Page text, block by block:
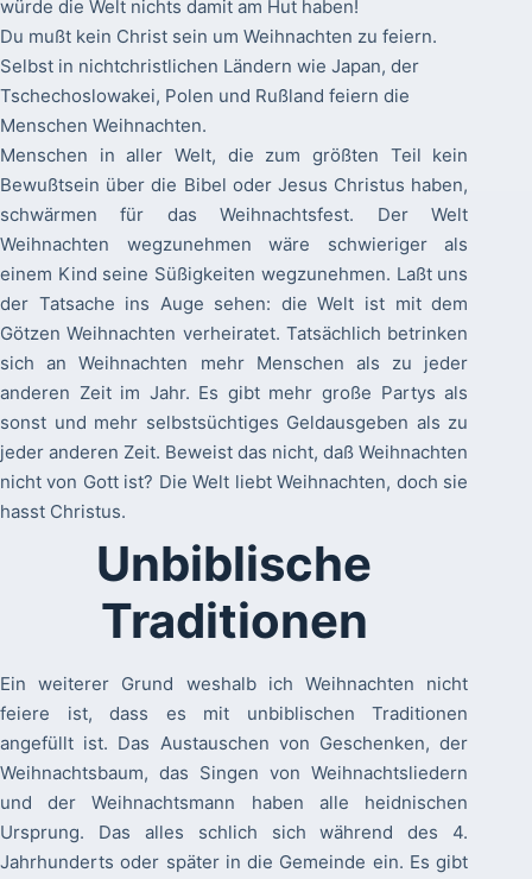
würde die Welt nichts damit am Hut haben!
Du mußt kein Christ sein um Weihnachten zu feiern.
Selbst in nichtchristlichen Ländern wie Japan, der
Tschechoslowakei, Polen und Rußland feiern die
Menschen Weihnachten.
Menschen in aller Welt, die zum größten Teil kein
Bewußtsein über die Bibel oder Jesus Christus haben,
schwärmen für das Weihnachtsfest. Der Welt
Weihnachten wegzunehmen wäre schwieriger als
einem Kind seine Süßigkeiten wegzunehmen. Laßt uns
der Tatsache ins Auge sehen: die Welt ist mit dem
Götzen Weihnachten verheiratet. Tatsächlich betrinken
sich an Weihnachten mehr Menschen als zu jeder
anderen Zeit im Jahr. Es gibt mehr große Partys als
sonst und mehr selbstsüchtiges Geldausgeben als zu
jeder anderen Zeit. Beweist das nicht, daß Weihnachten
nicht von Gott ist? Die Welt liebt Weihnachten, doch sie
hasst Christus.
Unbiblische
Traditionen
Ein weiterer Grund weshalb ich Weihnachten nicht
feiere ist, dass es mit unbiblischen Traditionen
angefüllt ist. Das Austauschen von Geschenken, der
Weihnachtsbaum, das Singen von Weihnachtsliedern
und der Weihnachtsmann haben alle heidnischen
Ursprung. Das alles schlich sich während des 4.
Jahrhunderts oder später in die Gemeinde ein. Es gibt